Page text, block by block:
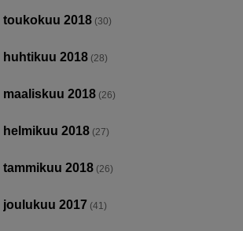
toukokuu 2018 (30)
huhtikuu 2018 (28)
maaliskuu 2018 (26)
helmikuu 2018 (27)
tammikuu 2018 (26)
joulukuu 2017 (41)